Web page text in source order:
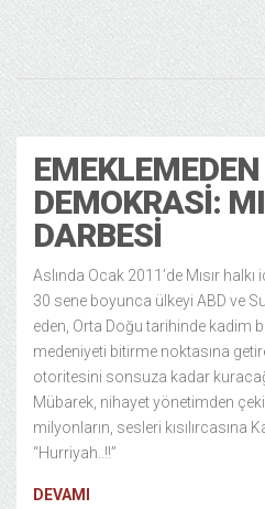
DEMOKRASI:
DARBESI
Aslında Ocak 2011’de Mısır halkı
30 sene boyunca ülkeyi ABD ve
eden, Orta Doğu tarihinde kadim
medeniyeti bitirme noktasına
otoritesini sonsuza kadar
Mübarek, nihayet yönetimden
milyonların, sesleri kısılırcasına
“Hurriyah..!!”
DEVAMI